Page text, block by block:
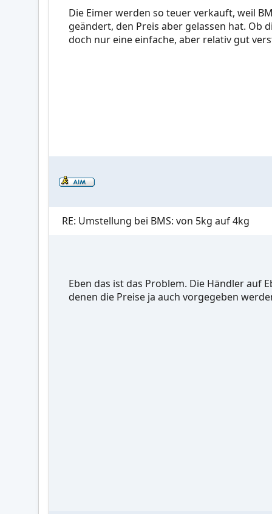
Die Eimer werden so teuer verkauft, weil
geändert, den Preis aber gelassen hat. Ob
doch nur eine einfache, aber relativ gut
RE: Umstellung bei BMS: von 5kg auf 4kg
Eben das ist das Problem. Die Händler auf
denen die Preise ja auch vorgegeben